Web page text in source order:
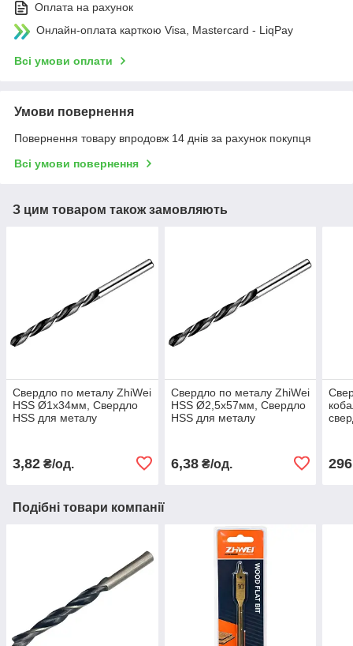
Оплата на рахунок
Онлайн-оплата карткою Visa, Mastercard - LiqPay
Всі умови оплати
Умови повернення
Повернення товару впродовж 14 днів за рахунок покупця
Всі умови повернення
З цим товаром також замовляють
Свердло по металу ZhiWei
HSS Ø1х34мм, Свердло
HSS для металу
3,82 ₴/од.
Свердло по металу ZhiWei
HSS Ø2,5х57мм, Свердло
HSS для металу
6,38₴/од.
Подібні товари компанії